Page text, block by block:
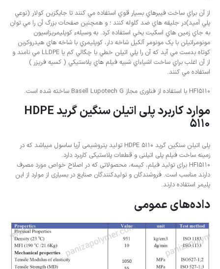
از آن براي ساخت فيبرهاي بسيار قوي استفاده مي کنند تا جايگزين کولار (نوعي
پلي آميد)در جليقه هاي ضد گلوله کنند ؛ و همچنين صفحات بزرگ آن را مي توان
به جاي زمين هاي اسکيت يخي استفاده کرد. به وسيلهء کوپليمريزاسيون
مونومراتيلن با يک مونومر آلکيل شاخه دار، کوپليمري با شاخه هاي هيدروکربن
کوتاه بدست مي آيد که آن را پلي اتيلن خطي با چگالي کم يا LLDPE مي نامند و
از آن اغلب براي ساخت اشياءاي شبيه فيلم هاي پلاستيکي ( کسيه فريزر )
استفاده مي کنند.
HFI5110 با استفاده از فناوری مجاز Basell Lupotech G ساخته شده است.
موارد کاربرد پلی اتیلن سنگین گرید HDPE
5110
پلی اتیلن سنگین گرید HDPE 5110 تولید پتروشیمی آریا ساسول میباشد که در
زمینه ساخت فیلم پلی اتیلنی و قطعات پلاستیکی کاربرد دارد.
HFI5110 برای تولید فیلم، کیسه، محصولاتی که در اصلاح خواص مورد مصرف
دارند مناسب است. فروشندگان و تولیدکنندگان صنایع در بسیاری از موارد از این
پلیمر استفاده دارند.
داده‌های عمومی